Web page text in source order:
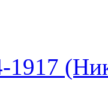
1917